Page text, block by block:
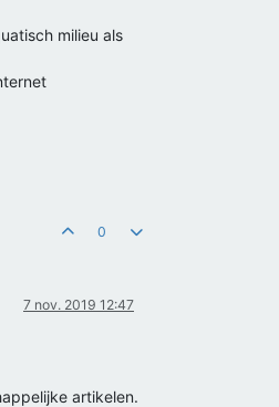
milieu als
0
7 nov. 2019 12:47
artikelen.